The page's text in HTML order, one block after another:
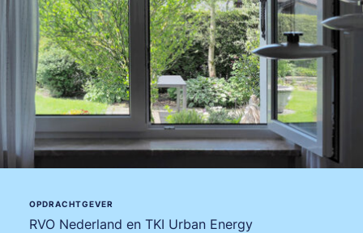
OPDRACHTGEVER
RVO Nederland en TKI Urban Energy